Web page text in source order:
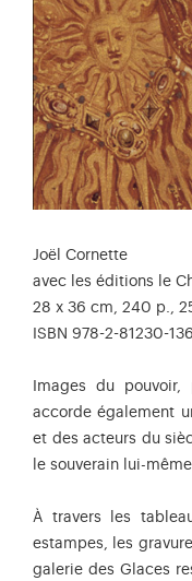
Joël Cornette
avec les éditions le
28 x 36 cm, 240 p.,
ISBN 978-2-81230-
Images du
accorde également
et des acteurs du
le souverain lui-
À travers les
estampes, les
galerie des Glaces